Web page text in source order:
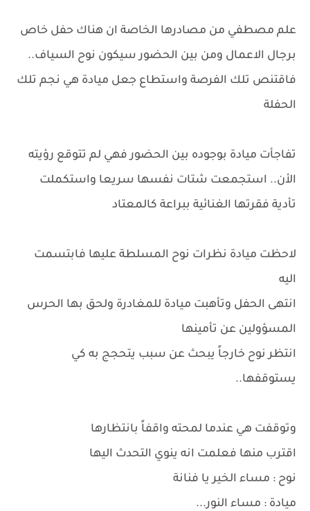
علم مصطفي من مصادرها الخاصة ان هناك حفل خاص
برجال الاعمال ومن بين الحضور سيكون نوح السياف..
فاقتنص تلك الفرصة واستطاع جعل ميادة هي نجم تلك
الحفلة
تفاجأت ميادة بوجوده بين الحضور فهي لم تتوقع رؤيته
الأن.. استجمعت شتات نفسها سريعا واستكملت
تأدية فقرتها الغنائية ببراعة كالمعتاد
لاحظت ميادة نظرات نوح المسلطة عليها فابتسمت
اليه
انتهى الحفل وتأهبت ميادة للمغادرة ولحق بها الحرس
المسؤولين عن تأمينها
انتظر نوح خارجاً يبحث عن سبب يتحجج به كي
يستوقفها..
وتوقفت هي عندما لمحته واقفاً بانتظارها
اقترب منها فعلمت انه ينوي التحدث اليها
نوح : مساء الخير يا فنانة
ميادة : مساء النور...